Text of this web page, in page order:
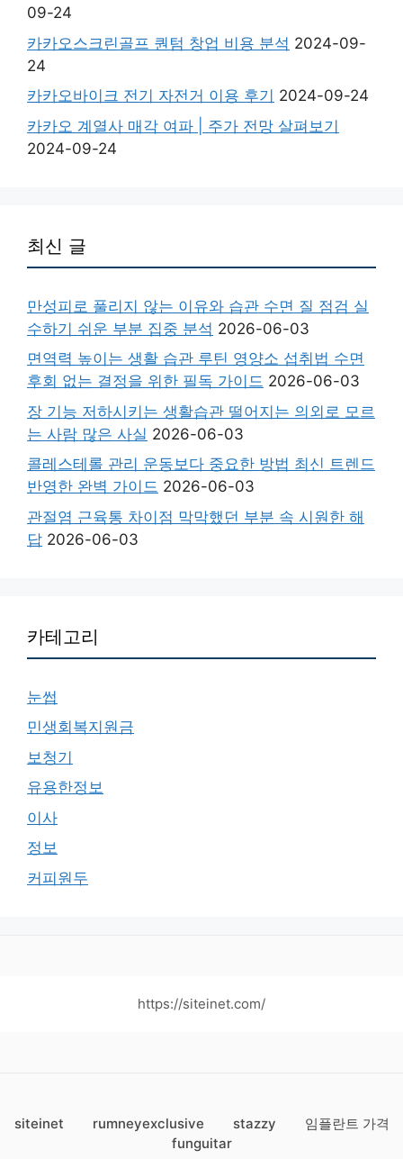
09-24
카카오스크린골프 퀀텀 창업 비용 분석 2024-09-
24
카카오바이크 전기 자전거 이용 후기 2024-09-24
카카오 계열사 매각 여파 | 주가 전망 살펴보기
2024-09-24
최신 글
만성피로 풀리지 않는 이유와 습관 수면 질 점검 실
수하기 쉬운 부분 집중 분석 2026-06-03
면역력 높이는 생활 습관 루틴 영양소 섭취법 수면
후회 없는 결정을 위한 필독 가이드 2026-06-03
장 기능 저하시키는 생활습관 떨어지는 의외로 모르
는 사람 많은 사실 2026-06-03
콜레스테롤 관리 운동보다 중요한 방법 최신 트렌드
반영한 완벽 가이드 2026-06-03
관절염 근육통 차이점 막막했던 부분 속 시원한 해
답 2026-06-03
카테고리
눈썹
민생회복지원금
보청기
유용한정보
이사
정보
커피원두
https://siteinet.com/
siteinet rumneyexclusive stazzy
임플란트 가격
funguitar